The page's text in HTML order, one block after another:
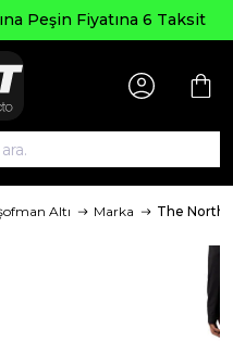
Peşin Fiyatına 6 Taksit
Altı Marka The North